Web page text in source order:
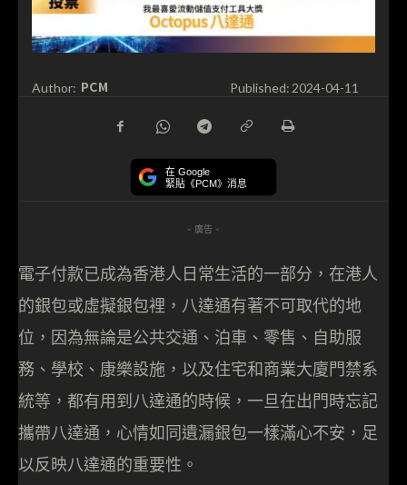
Author: PCM Published: 2024-04-11
在 Google
緊貼《PCM》消息
- 廣告 -
電子付款已成為香港人日常生活的一部分，在港人
的銀包或虛擬銀包裡，八達通有著不可取代的地
位，因為無論是公共交通、泊車、零售、自助服
務、學校、康樂設施，以及住宅和商業大廈門禁系
統等，都有用到八達通的時候，一旦在出門時忘記
攜帶八達通，心情如同遺漏銀包一樣滿心不安，足
以反映八達通的重要性。